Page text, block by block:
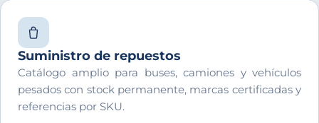
Suministro de repuestos
Catálogo amplio para buses, camiones y vehículos
pesados con stock permanente, marcas certificadas y
referencias por SKU.